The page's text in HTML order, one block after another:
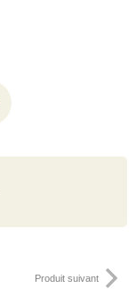
Produit suivant